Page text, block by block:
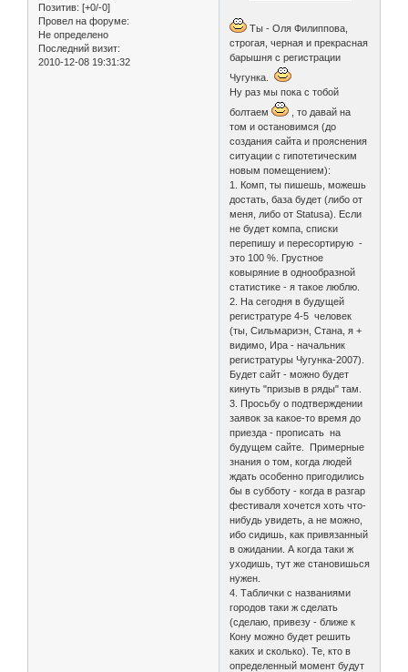
Позитив: [+0/-0]
Провел на форуме:
Не определено
Последний визит:
2010-12-08 19:31:32
Ты - Оля Филиппова,
строгая, черная и прекрасная
барышня с регистрации
Чугунка.
Ну раз мы пока с тобой
болтаем
, то давай на
том и остановимся (до
создания сайта и прояснения
ситуации с гипотетическим
новым помещением):
1. Комп, ты пишешь, можешь
достать, база будет (либо от
меня, либо от Statusa). Если
не будет компа, списки
перепишу и пересортирую -
это 100 %. Грустное
ковыряние в однообразной
статистике - я такое люблю.
2. На сегодня в будущей
регистратуре 4-5 человек
(ты, Сильмариэн, Стана, я +
видимо, Ира - начальник
регистратуры Чугунка-2007).
Будет сайт - можно будет
кинуть "призыв в ряды" там.
3. Просьбу о подтверждении
заявок за какое-то время до
приезда - прописать на
будущем сайте. Примерные
знания о том, когда людей
ждать особенно пригодились
бы в субботу - когда в разгар
фестиваля хочется хоть что-
нибудь увидеть, а не можно,
ибо сидишь, как привязанный
в ожидании. А когда таки ж
уходишь, тут же становишься
нужен.
4. Таблички с названиями
городов таки ж сделать
(сделаю, привезу - ближе к
Кону можно будет решить
каких и сколько). Те, кто в
определенный момент будут